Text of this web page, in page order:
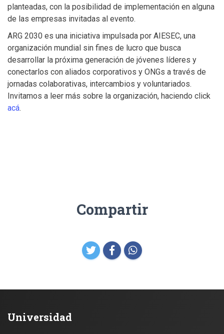
planteadas, con la posibilidad de implementación en alguna
de las empresas invitadas al evento.
ARG 2030 es una iniciativa impulsada por AIESEC, una
organización mundial sin fines de lucro que busca
desarrollar la próxima generación de jóvenes líderes y
conectarlos con aliados corporativos y ONGs a través de
jornadas colaborativas, intercambios y voluntariados.
Invitamos a leer más sobre la organización, haciendo click
acá.
Compartir
Universidad